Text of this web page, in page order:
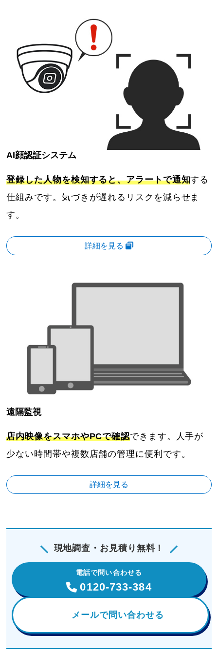
AI顔認証システム
登録した人物を検知すると、アラートで通知する
仕組みです。気づきが遅れるリスクを減らせま
す。
詳細を見る
遠隔監視
店内映像をスマホやPCで確認できます。人手が
少ない時間帯や複数店舗の管理に便利です。
詳細を見る
現地調査・お見積り無料！
電話で問い合わせる
0120-733-384
メールで問い合わせる